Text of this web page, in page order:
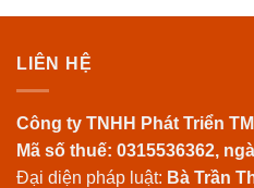
LIÊN HỆ
Công ty TNHH Phát Triển
Mã số thuế: 0315536362,
Đại diện pháp luật: Bà Trần